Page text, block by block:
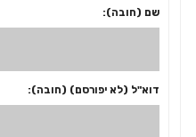
שם (חובה):
דוא"ל (לא יפורסם) (חובה):